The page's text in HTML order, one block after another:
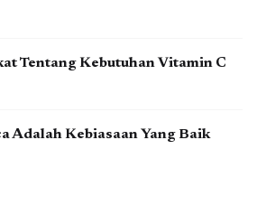
Tentang Kebutuhan Vitamin C
Adalah Kebiasaan Yang Baik